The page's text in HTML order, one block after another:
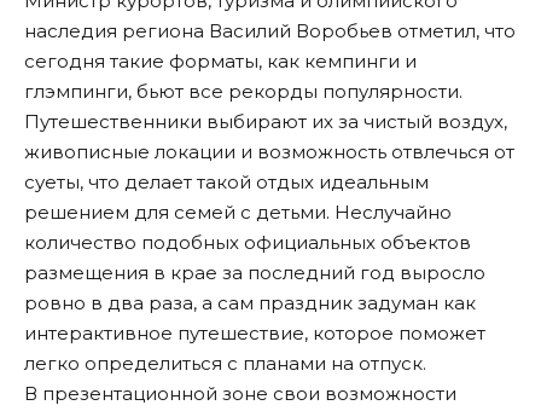
наследия региона Василий Воробьев отметил, что
сегодня такие форматы, как кемпинги и
глэмпинги, бьют все рекорды популярности.
Путешественники выбирают их за чистый воздух,
живописные локации и возможность отвлечься от
суеты, что делает такой отдых идеальным
решением для семей с детьми. Неслучайно
количество подобных официальных объектов
размещения в крае за последний год выросло
ровно в два раза, а сам праздник задуман как
интерактивное путешествие, которое поможет
легко определиться с планами на отпуск.
В презентационной зоне свои возможности